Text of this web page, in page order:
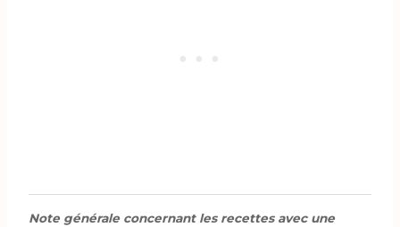
Note générale concernant les recettes avec une